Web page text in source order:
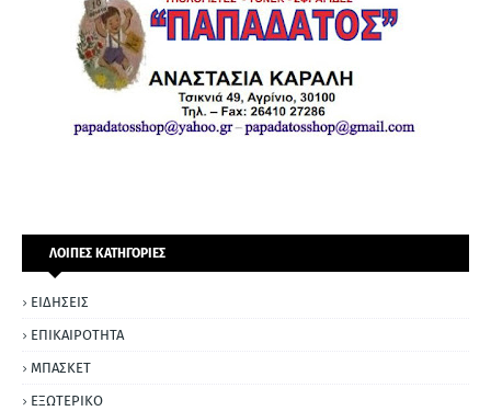
ΛΟΙΠΕΣ ΚΑΤΗΓΟΡΙΕΣ
ΕΙΔΗΣΕΙΣ
ΕΠΙΚΑΙΡΟΤΗΤΑ
ΜΠΑΣΚΕΤ
ΕΞΩΤΕΡΙΚΟ